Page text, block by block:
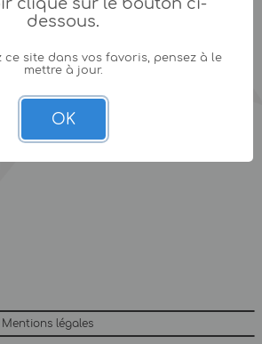
Mentions légales
dessous.
ce site dans vos favoris, pensez à le
mettre à jour.
OK